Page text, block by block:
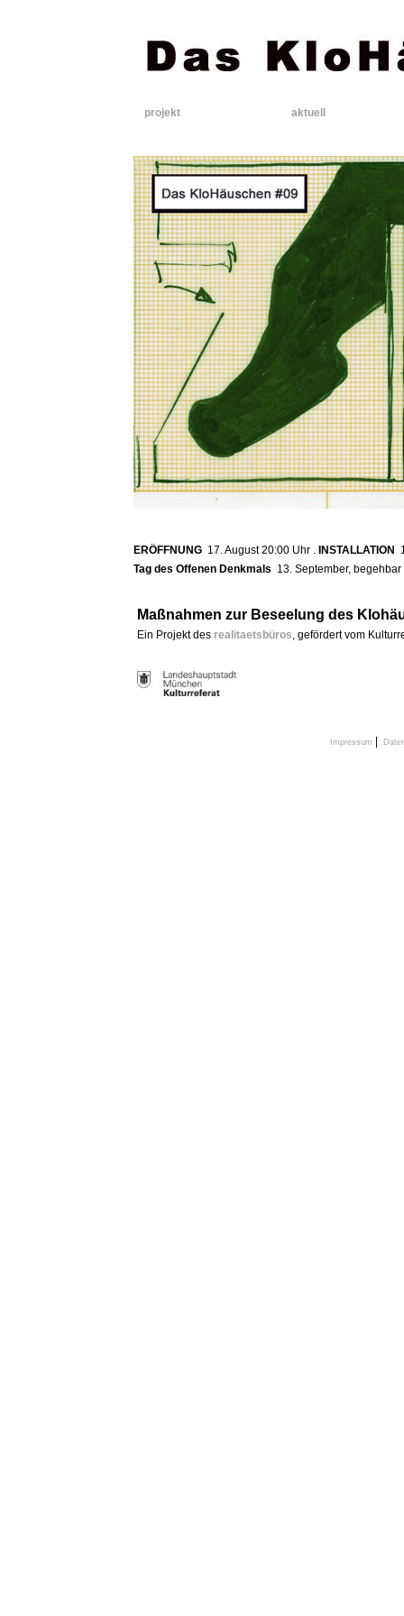
projekt aktuell
ERÖFFNUNG 17. August 20:00 Uhr . INSTALLATION
Tag des Offenen Denkmals 13. September,
Maßnahmen zur Beseelung des
Ein Projekt des realitaetsbüros, gefördert vom
Impressum